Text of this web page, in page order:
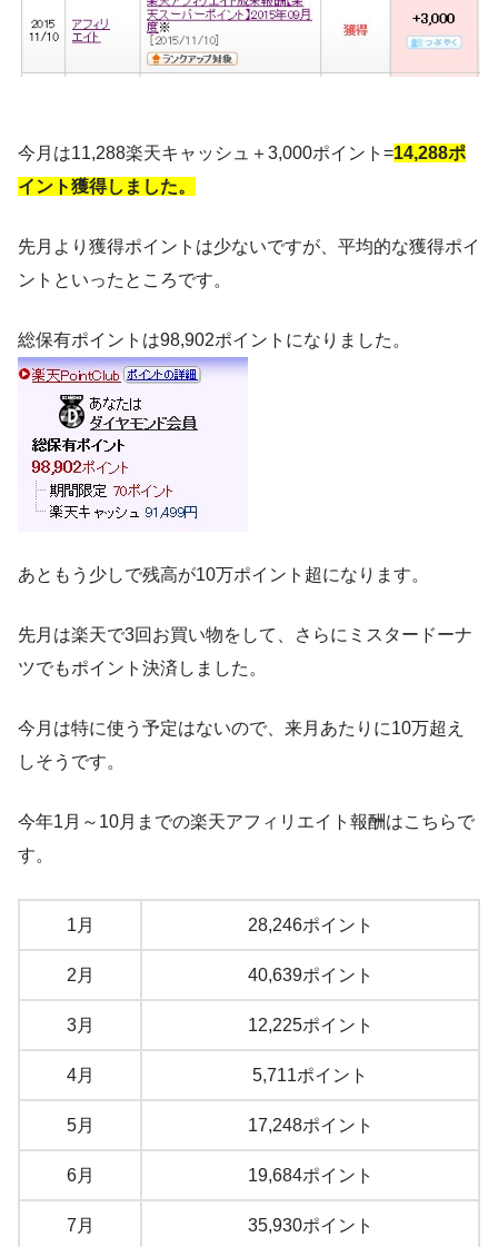
今月は11,288楽天キャッシュ＋3,000ポイント=14,288ポ
イント獲得しました。
先月より獲得ポイントは少ないですが、平均的な獲得ポイ
ントといったところです。
総保有ポイントは98,902ポイントになりました。
あともう少しで残高が10万ポイント超になります。
先月は楽天で3回お買い物をして、さらにミスタードーナ
ツでもポイント決済しました。
今月は特に使う予定はないので、来月あたりに10万超え
しそうです。
今年1月～10月までの楽天アフィリエイト報酬はこちらで
す。
1月 28,246ポイント
2月 40,639ポイント
3月 12,225ポイント
4月 5,711ポイント
5月 17,248ポイント
6月 19,684ポイント
7月 35,930ポイント